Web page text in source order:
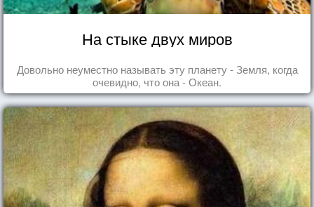
На стыке двух миров
Довольно неуместно называть эту планету - Земля, когда
очевидно, что она - Океан.